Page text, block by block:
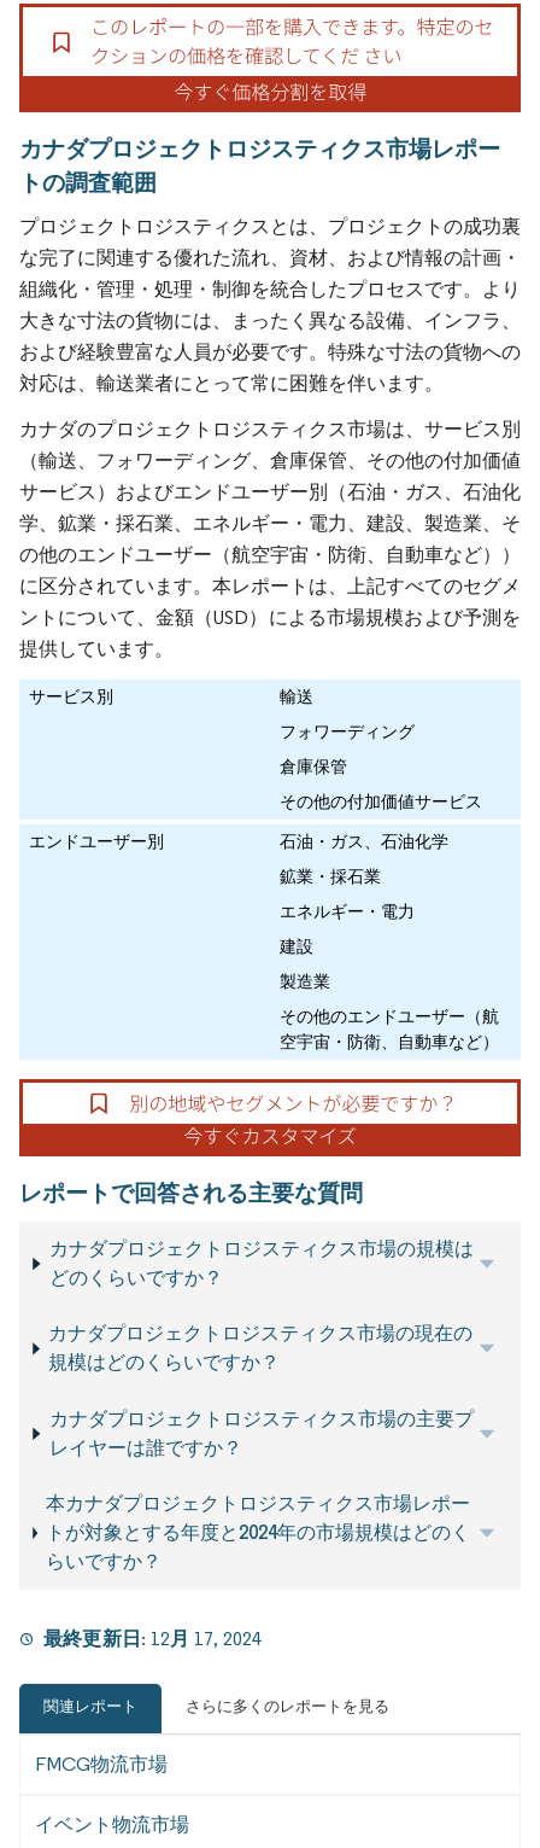
カナダプロジェクトロジスティクス市場レポー
トの調査範囲
プロジェクトロジスティクスとは、プロジェクトの成功裏
な完了に関連する優れた流れ、資材、および情報の計画・
組織化・管理・処理・制御を統合したプロセスです。より
大きな寸法の貨物には、まったく異なる設備、インフラ、
および経験豊富な人員が必要です。特殊な寸法の貨物への
対応は、輸送業者にとって常に困難を伴います。
カナダのプロジェクトロジスティクス市場は、サービス別
（輸送、フォワーディング、倉庫保管、その他の付加価値
サービス）およびエンドユーザー別（石油・ガス、石油化
学、鉱業・採石業、エネルギー・電力、建設、製造業、そ
の他のエンドユーザー（航空宇宙・防衛、自動車など））
に区分されています。本レポートは、上記すべてのセグメ
ントについて、金額（USD）による市場規模および予測を
提供しています。
サービス別
輸送
フォワーディング
倉庫保管
その他の付加価値サービス
エンドユーザー別
石油・ガス、石油化学
鉱業・採石業
エネルギー・電力
建設
製造業
その他のエンドユーザー（航
空宇宙・防衛、自動車など）
レポートで回答される主要な質問
カナダプロジェクトロジスティクス市場の規模は
どのくらいですか？
カナダプロジェクトロジスティクス市場の現在の
規模はどのくらいですか？
カナダプロジェクトロジスティクス市場の主要プ
レイヤーは誰ですか？
本カナダプロジェクトロジスティクス市場レポー
トが対象とする年度と2024年の市場規模はどのく
らいですか？
最終更新日: 12月 17, 2024
関連レポート さらに多くのレポートを見る
FMCG物流市場
イベント物流市場